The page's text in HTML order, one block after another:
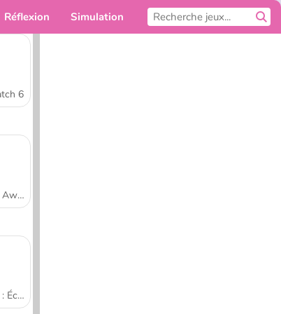
Réflexion Simulation
6
Tap Arrow Away
Tarte Tatin : École de cuisine de Sara